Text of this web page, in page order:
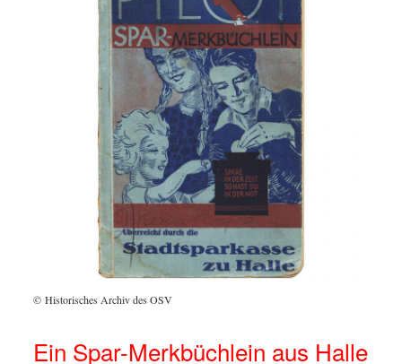
© Historisches Archiv des OSV
Ein Spar-Merkbüchlein aus Halle